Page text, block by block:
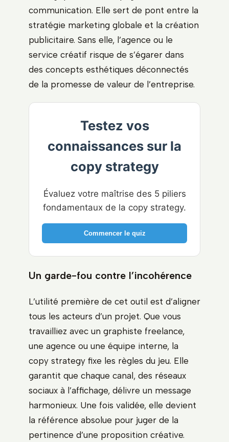
communication. Elle sert de pont entre la
stratégie marketing globale et la création
publicitaire. Sans elle, l’agence ou le
service créatif risque de s’égarer dans
des concepts esthétiques déconnectés
de la promesse de valeur de l’entreprise.
Testez vos
connaissances sur la
copy strategy
Évaluez votre maîtrise des 5 piliers
fondamentaux de la copy strategy.
Commencer le quiz
Un garde-fou contre l’incohérence
L’utilité première de cet outil est d’aligner
tous les acteurs d’un projet. Que vous
travailliez avec un graphiste freelance,
une agence ou une équipe interne, la
copy strategy fixe les règles du jeu. Elle
garantit que chaque canal, des réseaux
sociaux à l’affichage, délivre un message
harmonieux. Une fois validée, elle devient
la référence absolue pour juger de la
pertinence d’une proposition créative.